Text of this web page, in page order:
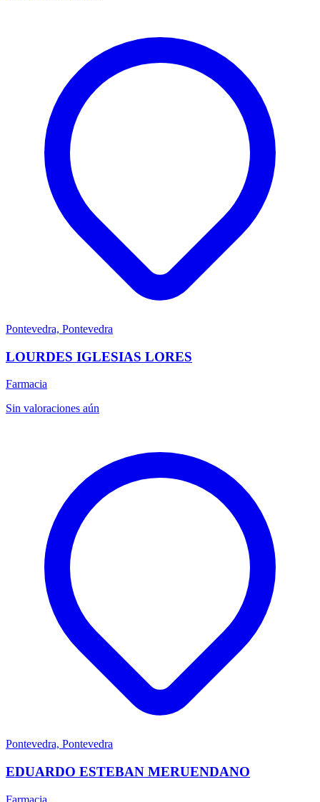
Pontevedra, Pontevedra
LOURDES IGLESIAS LORES
Farmacia
Sin valoraciones aún
Pontevedra, Pontevedra
EDUARDO ESTEBAN MERUENDANO
Farmacia